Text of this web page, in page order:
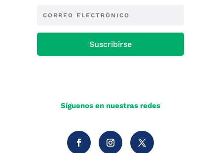
Suscribirse
Síguenos en nuestras redes